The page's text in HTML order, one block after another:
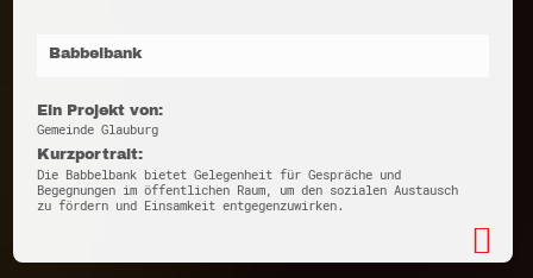
Babbelbank
Ein Projekt von:
Gemeinde Glauburg
Kurzportrait:
Die Babbelbank bietet Gelegenheit für Gespräche und
Begegnungen im öffentlichen Raum, um den sozialen Austausch
zu fördern und Einsamkeit entgegenzuwirken.